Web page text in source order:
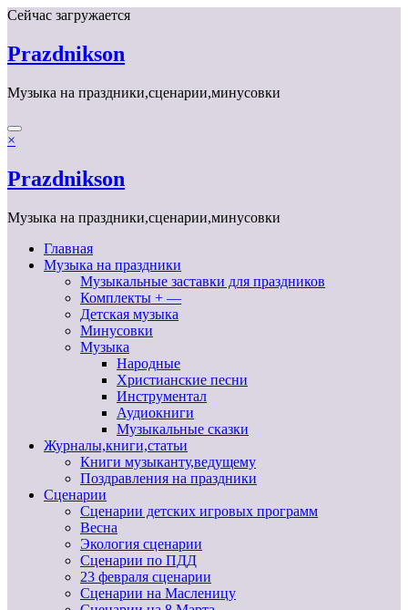
Перейти
содержимому
Сейчас загружается
Prazdnikson
Музыка на праздники,сценарии,минусовки
×
Prazdnikson
Музыка на праздники,сценарии,минусовки
Главная
Музыка на праздники
Музыкальные заставки для праздников
Комплекты + —
Детская музыка
Минусовки
Музыка
Народные
Христианские песни
Инструментал
Аудиокниги
Музыкальные сказки
Журналы,книги,статьи
Книги музыканту,ведущему
Поздравления на праздники
Сценарии
Сценарии детских игровых программ
Весна
Экология сценарии
Сценарии по ПДД
23 февраля сценарии
Сценарии на Масленицу